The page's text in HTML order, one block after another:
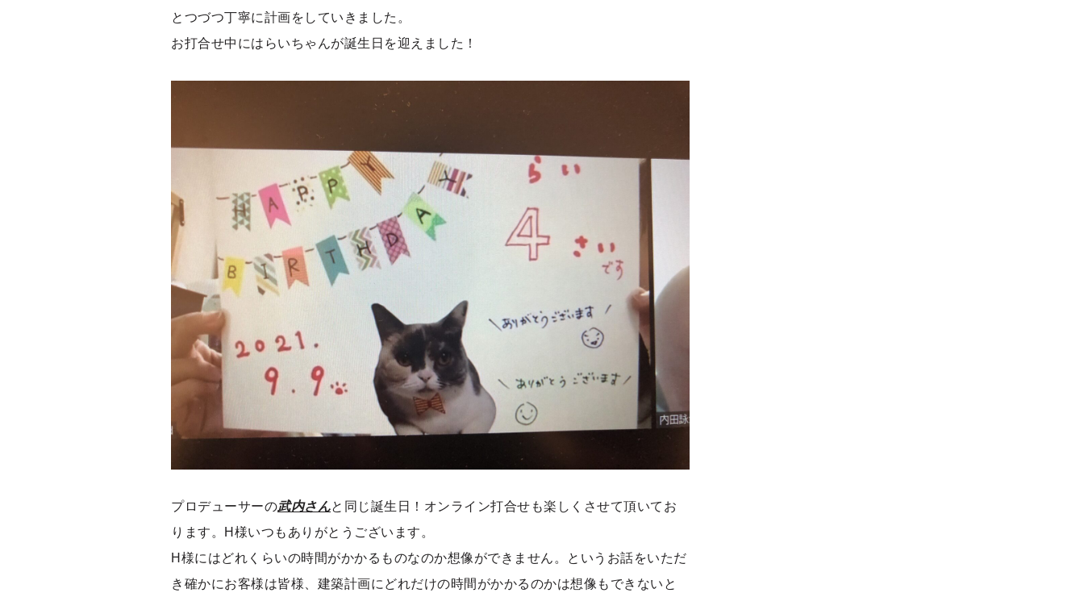
とつづつ丁寧に計画をしていきました。
お打合せ中にはらいちゃんが誕生日を迎えました！
プロデューサーの武内さんと同じ誕生日！オンライン打合せも楽しくさせて頂いてお
ります。H様いつもありがとうございます。
H様にはどれくらいの時間がかかるものなのか想像ができません。というお話をいただ
き確かにお客様は皆様、建築計画にどれだけの時間がかかるのかは想像もできないと